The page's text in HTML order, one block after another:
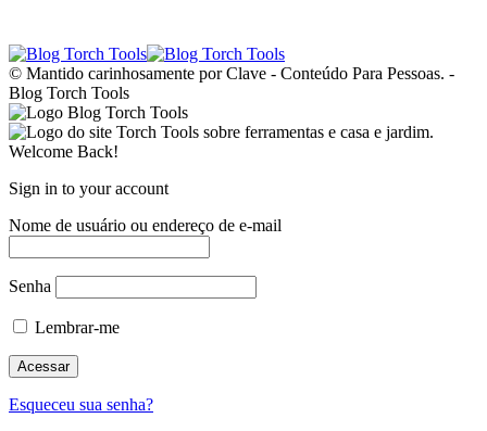
© Mantido carinhosamente por Clave - Conteúdo Para Pessoas. -
Blog Torch Tools
Welcome Back!
Sign in to your account
Nome de usuário ou endereço de e-mail
Senha
Lembrar-me
Esqueceu sua senha?